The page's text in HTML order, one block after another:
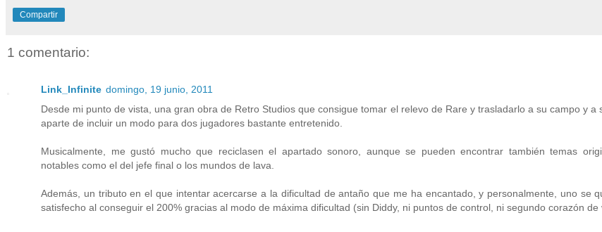
Compartir
1 comentario:
Link_Infinite domingo, 19 junio, 2011
Desde mi punto de vista, una gran obra de Retro Studios que consigue tomar el relevo de Rare y trasladarlo a su campo y a
aparte de incluir un modo para dos jugadores bastante entretenido.
Musicalmente, me gustó mucho que reciclasen el apartado sonoro, aunque se pueden encontrar también temas
notables como el del jefe final o los mundos de lava.
Además, un tributo en el que intentar acercarse a la dificultad de antaño que me ha encantado, y personalmente, uno se
satisfecho al conseguir el 200% gracias al modo de máxima dificultad (sin Diddy, ni puntos de control, ni segundo corazón de